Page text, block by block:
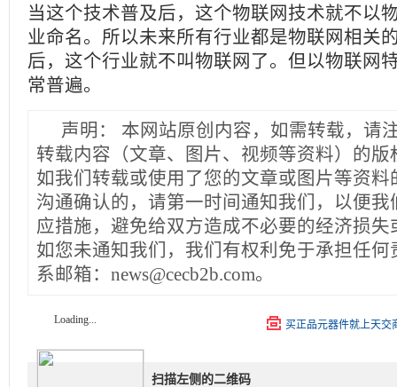
当这个技术普及后，这个物联网技术就不以
业命名。所以未来所有行业都是物联网相关
后，这个行业就不叫物联网了。但以物联网
常普遍。
声明：
本网站原创内容，如需转载，请
转载内容（文章、图片、视频等资料）的版
如我们转载或使用了您的文章或图片等资料
沟通确认的，请第一时间通知我们，以便我
应措施，避免给双方造成不必要的经济损失
如您未通知我们，我们有权利免于承担任何
系邮箱：news@cecb2b.com。
Loading... 买正品元器件就上天交
扫描左侧的二维码